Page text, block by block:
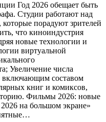
Год 2026 обещает быть
Студии работают над
порадуют зрителей
что киноиндустрия
новые технологии и
виртуальной
Увеличение числа
включающим составом
книг и комиксов,
Фильмы 2026: новые
на большом экране»